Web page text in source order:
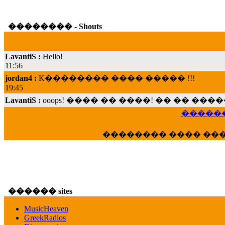
�������� - Shouts
11:56
jordan4 :
19:45
LavantiS :
���; ���� ��� ��� �������� ����
veronica :E���� 2012 ��� ����� ���
16:39
veronica :[URL] ���� ���;
�������� ����
������ sites
MusicHeaven
GreekRadios